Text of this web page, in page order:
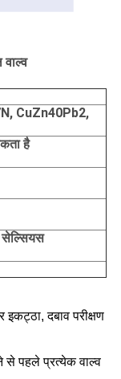
CuZn40Pb2,
है
सेल्सियस
दबाव परीक्षण
से पहले प्रत्येक वाल्व